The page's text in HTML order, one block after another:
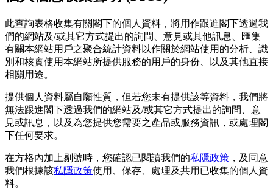
此查詢表格收集有關閣下的個人資料，將用作跟進閣下透過我
們的網站及/或其它方式提出的詢問、意見或其他訊息、匯集
有關本網站用戶之聚合統計資料以作關於網站使用的分析、識
別和核實使用本網站所提供服務的用戶的身份、以及其他直接
相關用途。
提供個人資料屬自願性質，但若您未有提供該等資料，我們將
無法跟進閣下透過我們的網站及/或其它方式提出的詢問、意
見或訊息，以及為您提供您需要之產品或服務資訊，或處理閣
下任何要求。
在方格內加上剔號時，您確認已閱讀我們的私隱政策 ，及同意
我們根據該私隱政策使用、保存、處理及共用已收集的個人資
料。